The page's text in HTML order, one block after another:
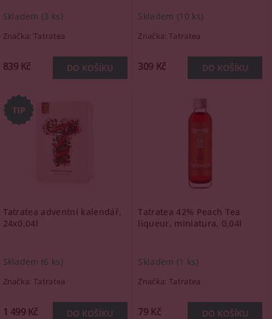
Skladem (3 ks)
Značka:Tatratea
839 Kč
Skladem (10 ks)
Značka: Tatratea
309 Kč
Tatratea adventní kalendář,
24x0,04l
Skladem (6 ks)
Značka:Tatratea
1 499 Kč
Tatratea 42% Peach Tea
liqueur, miniatura, 0,04l
Skladem (1 ks)
Značka: Tatratea
79 Kč